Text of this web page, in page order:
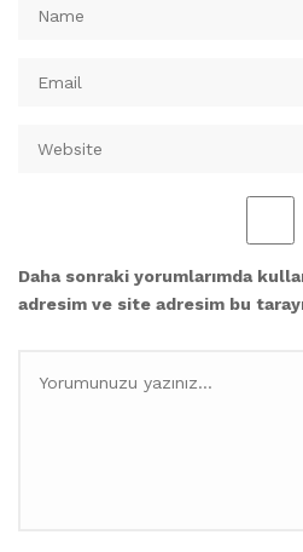
Daha sonraki yorumlarımda
adresim ve site adresim bu